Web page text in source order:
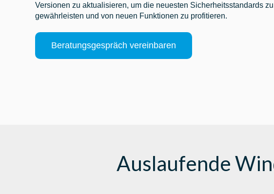
Versionen zu aktualisieren, um die neuesten Sicherheitsstandards zu
gewährleisten und von neuen Funktionen zu profitieren.
Beratungsgespräch vereinbaren
Auslaufende